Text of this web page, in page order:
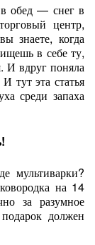
обед — снег в
центр,
знаете, когда
в себе ту,
И вдруг поняла
тут эта статья
среди запаха
мультиварки?
на 14
за разумное
должен